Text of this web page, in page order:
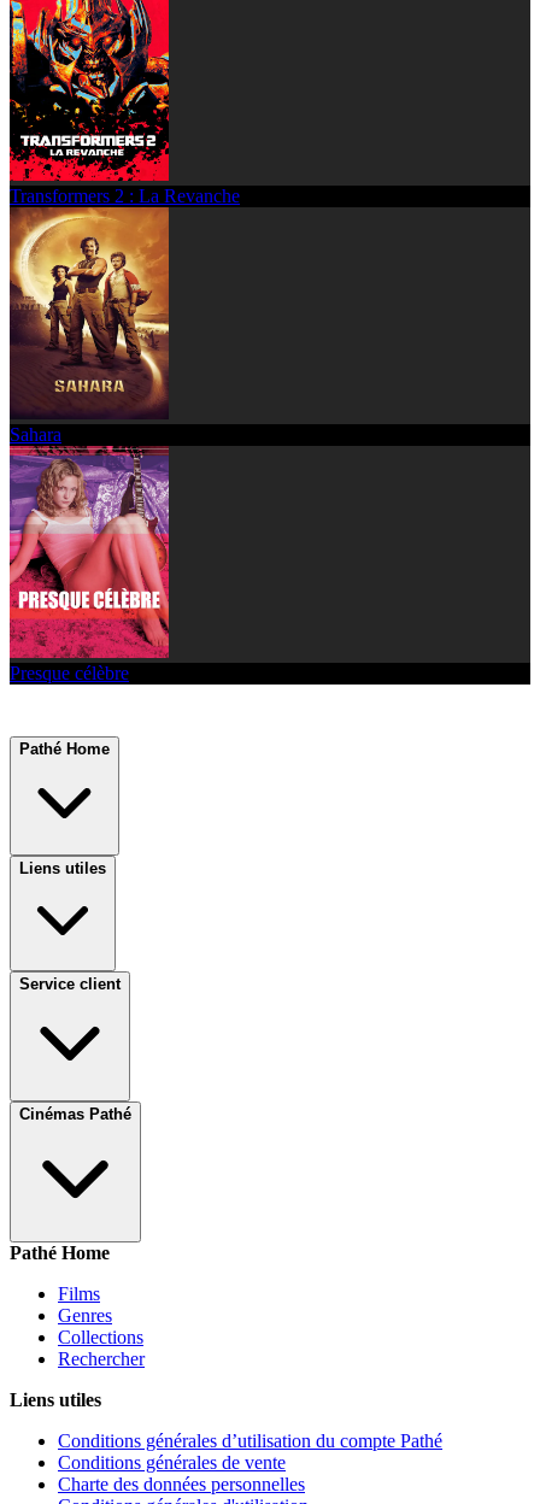
Transformers 2 : La Revanche
Sahara
Presque célèbre
Pathé Home
Liens utiles
Service client
Cinémas Pathé
Pathé Home
Films
Genres
Collections
Rechercher
Liens utiles
Conditions générales d’utilisation du compte Pathé
Conditions générales de vente
Charte des données personnelles